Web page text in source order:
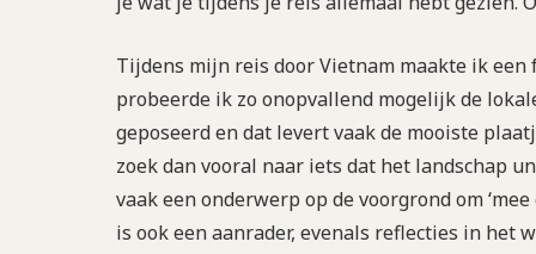
Tijdens mijn reis door Vietnam maakte ik
probeerde ik zo onopvallend mogelijk de
geposeerd en dat levert vaak de mooiste
zoek dan vooral naar iets dat het landschap
vaak een onderwerp op de voorgrond om
is ook een aanrader, evenals reflecties in het